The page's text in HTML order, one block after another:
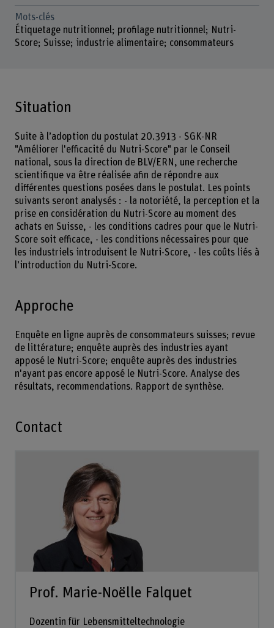
Mots-clés
Étiquetage nutritionnel; profilage nutritionnel; Nutri-
Score; Suisse; industrie alimentaire; consommateurs
Situation
Suite à l’adoption du postulat 20.3913 - SGK-NR
"Améliorer l'efficacité du Nutri-Score" par le Conseil
national, sous la direction de BLV/ERN, une recherche
scientifique va être réalisée afin de répondre aux
différentes questions posées dans le postulat. Les points
suivants seront analysés : - la notoriété, la perception et la
prise en considération du Nutri-Score au moment des
achats en Suisse, - les conditions cadres pour que le Nutri-
Score soit efficace, - les conditions nécessaires pour que
les industriels introduisent le Nutri-Score, - les coûts liés à
l’introduction du Nutri-Score.
Approche
Enquête en ligne auprès de consommateurs suisses; revue
de littérature; enquête auprès des industries ayant
apposé le Nutri-Score; enquête auprès des industries
n'ayant pas encore apposé le Nutri-Score. Analyse des
résultats, recommendations. Rapport de synthèse.
Contact
Prof. Marie-Noëlle Falquet
Dozentin für Lebensmitteltechnologie